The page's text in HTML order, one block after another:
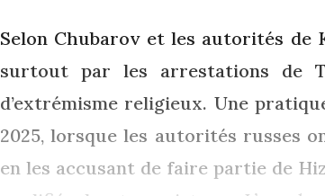
Selon Chubarov et les autorités de
surtout par les arrestations de
d’extrémisme religieux. Une
2025, lorsque les autorités russes
en les accusant de faire partie de